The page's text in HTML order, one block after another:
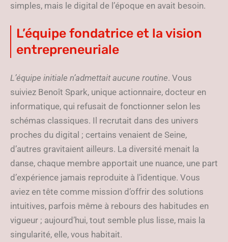
simples, mais le digital de l’époque en avait besoin.
L’équipe fondatrice et la vision
entrepreneuriale
L’équipe initiale n’admettait aucune routine. Vous
suiviez Benoît Spark, unique actionnaire, docteur en
informatique, qui refusait de fonctionner selon les
schémas classiques. Il recrutait dans des univers
proches du digital ; certains venaient de Seine,
d’autres gravitaient ailleurs. La diversité menait la
danse, chaque membre apportait une nuance, une part
d’expérience jamais reproduite à l’identique. Vous
aviez en tête comme mission d’offrir des solutions
intuitives, parfois même à rebours des habitudes en
vigueur ; aujourd’hui, tout semble plus lisse, mais la
singularité, elle, vous habitait.